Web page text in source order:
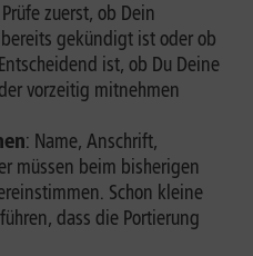
zuerst, ob Dein
gekündigt ist oder ob
ist, ob Du Deine
vorzeitig mitnehmen
: Name, Anschrift,
müssen beim bisherigen
Schon kleine
dass die Portierung